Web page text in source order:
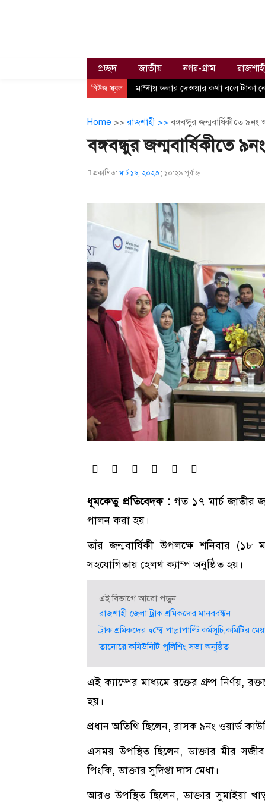
প্রচ্ছদ জাতীয় নগর-গ্রাম
নিউজ স্ক্রল মান্দায় ডলার দেওয়ার কথা বলে টাকা
Home >>রাজশাহী >>বঙ্গবন্ধুর জন্মবার্ষিকীতে ৯নং
বঙ্গবন্ধুর জন্মবার্ষিকীতে
প্রকাশিত:মার্চ ১৯, ২০২৩ ; ১০:২৯ পূর্বাহ্ণ
ধূমকেতু প্রতিবেদক :গত ১৭ মার্চ জাতীর
পালন করা হয়।
তাঁর জন্মবার্ষিকী উপলক্ষে শনিবার (১৮
সহযোগিতায় হেলথ ক্যাম্প অনুষ্ঠিত হয়।
এই বিভাগে আরো পড়ুন
রাজশাহী জেলা ট্রাক শ্রমিকদের মানববন্ধন
ট্রাক শ্রমিকদের দ্বন্দ্বে পাল্লাপাল্টি কর্মসূচি,কমিটির
তানোরে কমিউনিটি পুলিশিং সভা অনুষ্ঠিত
এই ক্যাম্পের মাধ্যমে রক্তের গ্রুপ নির্ণয়,
হয়।
প্রধান অতিথি ছিলেন, রাসক ৯নং ওয়ার্ড
এসময় উপস্থিত ছিলেন, ডাক্তার মীর সজীব
পিংকি, ডাক্তার সুদিপ্তা দাস মেধা।
আরও উপস্থিত ছিলেন, ডাক্তার সুমাইয়া